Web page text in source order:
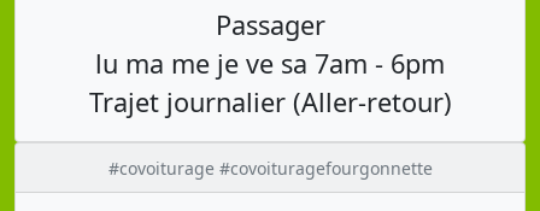
Passager
lu ma me je ve sa 7am - 6pm
Trajet journalier (Aller-retour)
#covoiturage #covoituragefourgonnette